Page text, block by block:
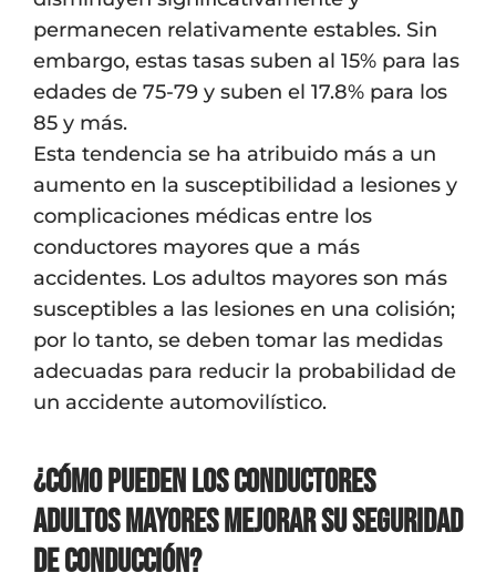
permanecen relativamente estables. Sin
embargo, estas tasas suben al 15% para las
edades de 75-79 y suben el 17.8% para los
85 y más.
Esta tendencia se ha atribuido más a un
aumento en la susceptibilidad a lesiones y
complicaciones médicas entre los
conductores mayores que a más
accidentes. Los adultos mayores son más
susceptibles a las lesiones en una colisión;
por lo tanto, se deben tomar las medidas
adecuadas para reducir la probabilidad de
un accidente automovilístico.
¿Cómo pueden los conductores
adultos mayores mejorar su seguridad
de conducción?